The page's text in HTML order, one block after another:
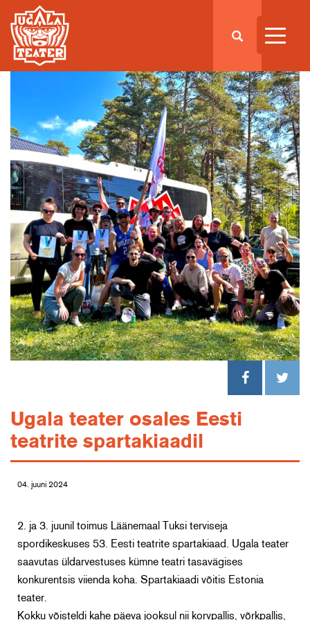
Ugala teater osales Eesti
teatrite spartakiaadil
04. juuni 2024
2. ja 3. juunil toimus Läänemaal Tuksi terviseja
spordikeskuses 53. Eesti teatrite spartakiaad. Ugala teater
saavutas üldarvestuses kümne teatri tasavägises
konkurentsis viienda koha. Spartakiaadi võitis Estonia
teater.
Kokku võisteldi kahe päeva jooksul nii korvpallis, võrkpallis,